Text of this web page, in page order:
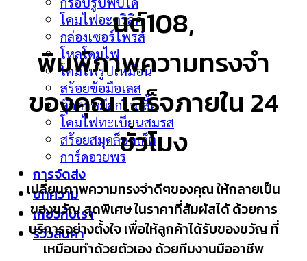
โคมไฟอะคริลิค
กล่องเซอร์ไพรส์
โหลโดมไฟ
โคมไฟรูปเหมือน
สร้อยข้อมือเลส
ตุ๊กตาหมีสกรีนเสื้อ
โคมไฟทะเบียนสมรส
สร้อยสมุดล็อคเก็ต
การ์ดอวยพร
การจัดส่ง
บทความ
เกี่ยวกับเรา
รีวิวสินค้า
นต์108,
พิมพ์ภาพความทรงจำ
ของคุณ เสร็จภายใน 24
ชั่วโมง
เปลี่ยนภาพความทรงจำดีๆของคุณ ให้กลายเป็น
ของขวัญ สุดพิเศษ ในราคาที่สัมผัสได้ ด้วยการ
บริการอย่างตั้งใจ เพื่อให้ลูกค้าได้รับของขวัญ ที่
เหมือนทำด้วยตัวเอง ด้วยทีมงานมืออาชีพ